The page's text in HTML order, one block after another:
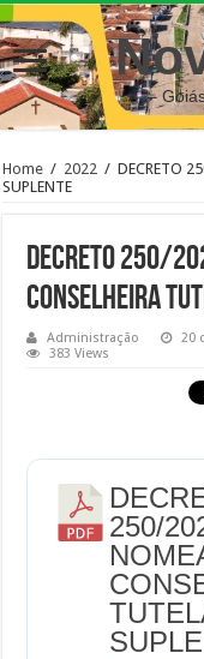
–
Home / 2022 / DECRETO
SUPLENTE
DECRETO 250/
CONSELHEIRA
Administração 20
383 Views
250/